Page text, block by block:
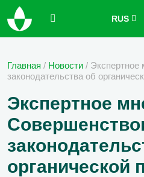
RUS
Главная / Новости / Экспертное
законодательства об
Экспертное
органической